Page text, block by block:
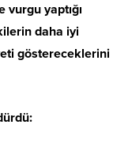
vurgu yaptığı
daha iyi
göstereceklerini